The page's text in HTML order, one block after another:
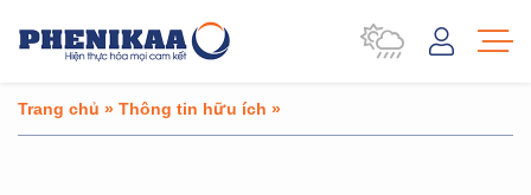
Trang chủ » Thông tin hữu ích »